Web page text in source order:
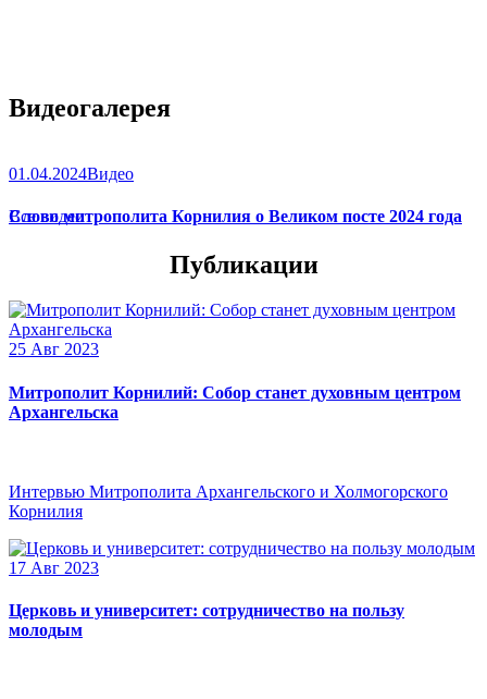
Видеогалерея
01.04.2024Видео
Слово митрополита Корнилия о Великом посте 2024 года
Все видео
Публикации
25 Авг 2023
Митрополит Корнилий: Собор станет духовным центром
Архангельска
Интервью Митрополита Архангельского и Холмогорского
Корнилия
17 Авг 2023
Церковь и университет: сотрудничество на пользу
молодым